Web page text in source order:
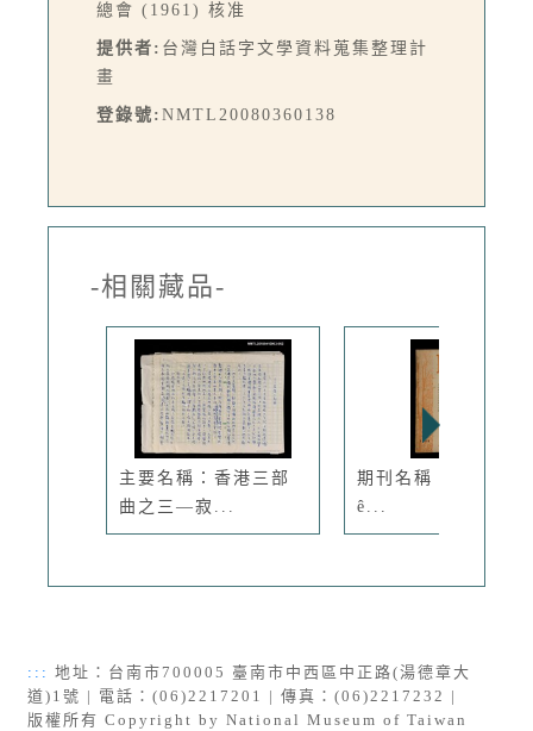
總會 (1961) 核准
提供者: 台灣白話字文學資料蒐集整理計
畫
登錄號: NMTL20080360138
-相關藏品-
主要名稱：香港三部
曲之三—寂...
期刊名稱：Ka-têng
ê...
::: 地址：台南市700005 臺南市中西區中正路(湯德章大
道)1號 | 電話：(06)2217201 | 傳真：(06)2217232 |
版權所有 Copyright by National Museum of Taiwan